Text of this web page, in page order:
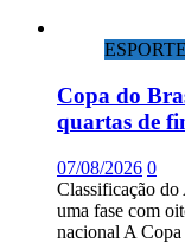
Copa do
quartas de
07/08/2026 0
Classificação
uma fase com
nacional A